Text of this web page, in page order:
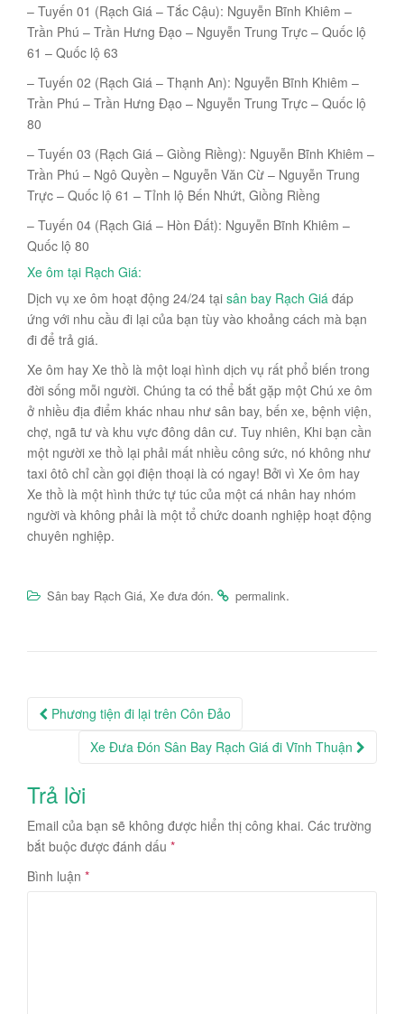
– Tuyến 01 (Rạch Giá – Tắc Cậu): Nguyễn Bĩnh Khiêm –
Trần Phú – Trần Hưng Đạo – Nguyễn Trung Trực – Quốc lộ
61 – Quốc lộ 63
– Tuyến 02 (Rạch Giá – Thạnh An): Nguyễn Bĩnh Khiêm –
Trần Phú – Trần Hưng Đạo – Nguyễn Trung Trực – Quốc lộ
80
– Tuyến 03 (Rạch Giá – Giồng Riềng): Nguyễn Bĩnh Khiêm –
Trần Phú – Ngô Quyền – Nguyễn Văn Cừ – Nguyễn Trung
Trực – Quốc lộ 61 – Tỉnh lộ Bến Nhứt, Giồng Riềng
– Tuyến 04 (Rạch Giá – Hòn Đất): Nguyễn Bĩnh Khiêm –
Quốc lộ 80
Xe ôm tại Rạch Giá:
Dịch vụ xe ôm hoạt động 24/24 tại sân bay Rạch Giá đáp
ứng với nhu cầu đi lại của bạn tùy vào khoảng cách mà bạn
đi để trả giá.
Xe ôm hay Xe thồ là một loại hình dịch vụ rất phổ biến trong
đời sống mỗi người. Chúng ta có thể bắt gặp một Chú xe ôm
ở nhiều địa điểm khác nhau như sân bay, bến xe, bệnh viện,
chợ, ngã tư và khu vực đông dân cư. Tuy nhiên, Khi bạn cần
một người xe thồ lại phải mất nhiều công sức, nó không như
taxi ôtô chỉ cần gọi điện thoại là có ngay! Bởi vì Xe ôm hay
Xe thồ là một hình thức tự túc của một cá nhân hay nhóm
người và không phải là một tổ chức doanh nghiệp hoạt động
chuyên nghiệp.
Sân bay Rạch Giá, Xe đưa đón. permalink.
Post
navigation
Phương tiện đi lại trên Côn Đảo
Xe Đưa Đón Sân Bay Rạch Giá đi Vĩnh Thuận
Trả lời
Email của bạn sẽ không được hiển thị công khai. Các trường
bắt buộc được đánh dấu *
Bình luận *